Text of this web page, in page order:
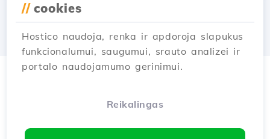
// cookies
Hostico naudoja, renka ir apdoroja slapukus
funkcionalumui, saugumui, srauto analizei ir
portalo naudojamumo gerinimui.
Reikalingas